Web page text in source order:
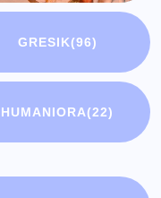
GRESIK(96)
HUMANIORA(22)